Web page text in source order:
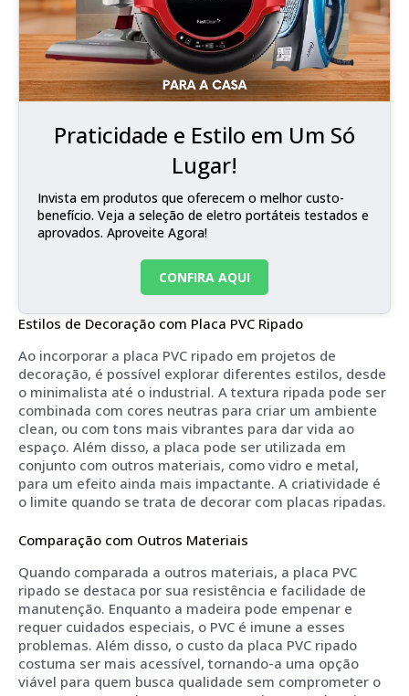
Praticidade e Estilo em Um Só
Lugar!
Invista em produtos que oferecem o melhor custo-
benefício. Veja a seleção de eletro portáteis testados e
aprovados. Aproveite Agora!
CONFIRA AQUI
Estilos de Decoração com Placa PVC Ripado
Ao incorporar a placa PVC ripado em projetos de
decoração, é possível explorar diferentes estilos, desde
o minimalista até o industrial. A textura ripada pode ser
combinada com cores neutras para criar um ambiente
clean, ou com tons mais vibrantes para dar vida ao
espaço. Além disso, a placa pode ser utilizada em
conjunto com outros materiais, como vidro e metal,
para um efeito ainda mais impactante. A criatividade é
o limite quando se trata de decorar com placas ripadas.
Comparação com Outros Materiais
Quando comparada a outros materiais, a placa PVC
ripado se destaca por sua resistência e facilidade de
manutenção. Enquanto a madeira pode empenar e
requer cuidados especiais, o PVC é imune a esses
problemas. Além disso, o custo da placa PVC ripado
costuma ser mais acessível, tornando-a uma opção
viável para quem busca qualidade sem comprometer o